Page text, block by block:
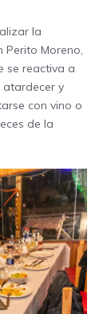
la
Perito Moreno,
se reactiva a
atardecer y
con vino o
de la